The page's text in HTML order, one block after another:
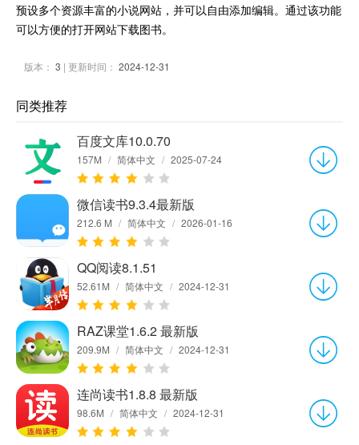
预设多个资源丰富的小说网站，并可以自由添加编辑。通过该功能
可以方便的打开网站下载图书。
版本： 3 | 更新时间： 2024-12-31
同类推荐
百度文库10.0.70
157M / 简体中文 / 2025-07-24
微信读书9.3.4最新版
212.6 M / 简体中文 / 2026-01-16
QQ阅读8.1.51
52.61M / 简体中文 / 2024-12-31
RAZ课堂1.6.2 最新版
209.9M / 简体中文 / 2024-12-31
连尚读书1.8.8 最新版
98.6M / 简体中文 / 2024-12-31